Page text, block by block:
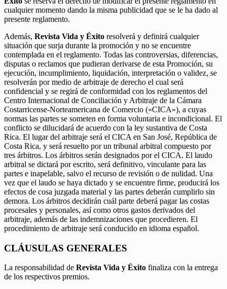
cualquier momento dando la misma publicidad que se le ha dado al
presente reglamento.
Además, Revista Vida y Éxito resolverá y definirá cualquier
situación que surja durante la promoción y no se encuentre
contemplada en el reglamento. Todas las controversias, diferencias,
disputas o reclamos que pudieran derivarse de esta Promoción, su
ejecución, incumplimiento, liquidación, interpretación o validez, se
resolverán por medio de arbitraje de derecho el cual será
confidencial y se regirá de conformidad con los reglamentos del
Centro Internacional de Conciliación y Arbitraje de la Cámara
Costarricense-Norteamericana de Comercio («CICA»), a cuyas
normas las partes se someten en forma voluntaria e incondicional. El
conflicto se dilucidará de acuerdo con la ley sustantiva de Costa
Rica. El lugar del arbitraje será el CICA en San José, República de
Costa Rica, y será resuelto por un tribunal arbitral compuesto por
tres árbitros. Los árbitros serán designados por el CICA. El laudo
arbitral se dictará por escrito, será definitivo, vinculante para las
partes e inapelable, salvo el recurso de revisión o de nulidad. Una
vez que el laudo se haya dictado y se encuentre firme, producirá los
efectos de cosa juzgada material y las partes deberán cumplirlo sin
demora. Los árbitros decidirán cuál parte deberá pagar las costas
procesales y personales, así como otros gastos derivados del
arbitraje, además de las indemnizaciones que procedieren. El
procedimiento de arbitraje será conducido en idioma español.
CLÁUSULAS GENERALES
La responsabilidad de Revista Vida y Éxito finaliza con la entrega
de los respectivos premios.